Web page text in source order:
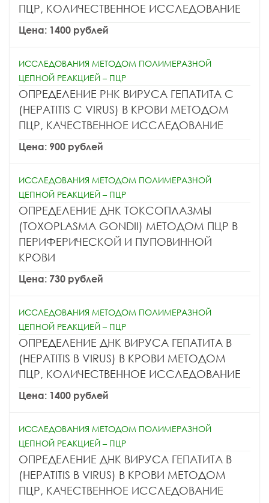
ПЦР, КОЛИЧЕСТВЕННОЕ ИССЛЕДОВАНИЕ
Цена: 1400 рублей
ИССЛЕДОВАНИЯ МЕТОДОМ ПОЛИМЕРАЗНОЙ
ЦЕПНОЙ РЕАКЦИЕЙ – ПЦР
ОПРЕДЕЛЕНИЕ РНК ВИРУСА ГЕПАТИТА C
(HEPATITIS C VIRUS) В КРОВИ МЕТОДОМ
ПЦР, КАЧЕСТВЕННОЕ ИССЛЕДОВАНИЕ
Цена: 900 рублей
ИССЛЕДОВАНИЯ МЕТОДОМ ПОЛИМЕРАЗНОЙ
ЦЕПНОЙ РЕАКЦИЕЙ – ПЦР
ОПРЕДЕЛЕНИЕ ДНК ТОКСОПЛАЗМЫ
(TOXOPLASMA GONDII) МЕТОДОМ ПЦР В
ПЕРИФЕРИЧЕСКОЙ И ПУПОВИННОЙ
КРОВИ
Цена: 730 рублей
ИССЛЕДОВАНИЯ МЕТОДОМ ПОЛИМЕРАЗНОЙ
ЦЕПНОЙ РЕАКЦИЕЙ – ПЦР
ОПРЕДЕЛЕНИЕ ДНК ВИРУСА ГЕПАТИТА B
(HEPATITIS B VIRUS) В КРОВИ МЕТОДОМ
ПЦР, КОЛИЧЕСТВЕННОЕ ИССЛЕДОВАНИЕ
Цена: 1400 рублей
ИССЛЕДОВАНИЯ МЕТОДОМ ПОЛИМЕРАЗНОЙ
ЦЕПНОЙ РЕАКЦИЕЙ – ПЦР
ОПРЕДЕЛЕНИЕ ДНК ВИРУСА ГЕПАТИТА B
(HEPATITIS B VIRUS) В КРОВИ МЕТОДОМ
ПЦР, КАЧЕСТВЕННОЕ ИССЛЕДОВАНИЕ